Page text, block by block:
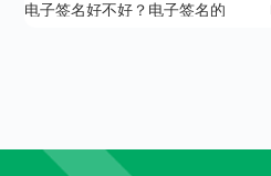
电子签名好不好？电子签名的